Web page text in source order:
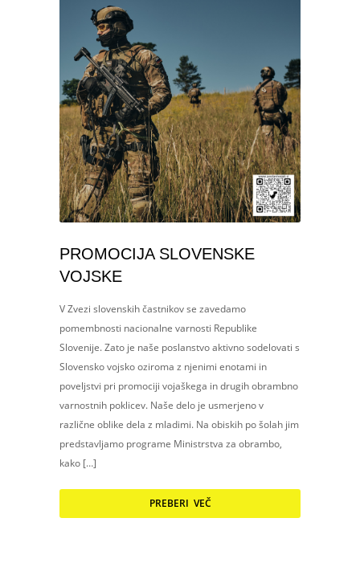
PROMOCIJA SLOVENSKE
VOJSKE
V Zvezi slovenskih častnikov se zavedamo
pomembnosti nacionalne varnosti Republike
Slovenije. Zato je naše poslanstvo aktivno sodelovati s
Slovensko vojsko oziroma z njenimi enotami in
poveljstvi pri promociji vojaškega in drugih obrambno
varnostnih poklicev. Naše delo je usmerjeno v
različne oblike dela z mladimi. Na obiskih po šolah jim
predstavljamo programe Ministrstva za obrambo,
kako […]
PREBERI VEČ